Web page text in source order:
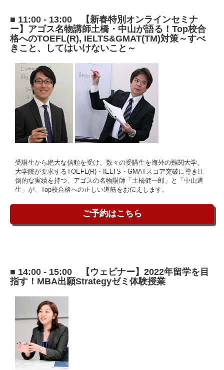
■ 11:00 - 13:00 【新春特別オンラインセミナ
ー】アゴス名物講師土橋・中山が語る！Top校合
格へのTOEFL(R), IELTS&GMAT(TM)対策～すべ
きこと、してはいけないこと～
受講生から絶大な信頼を受け、数々の受講生を海外の難関大学、
大学院が要求するTOEFL(R)・IELTS・GMATスコア突破に導き圧
倒的な実績を持つ、アゴスの名物講師「土橋健一郎」と「中山道
生」が、Top校合格への正しい道筋をお伝えします。
ご予約はこちら
■ 14:00 - 15:00 【ウェビナー】2022年留学を目
指す！MBA出願Strategyゼミ体験授業